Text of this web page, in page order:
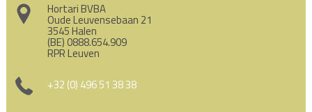
Hortari BVBA
Oude Leuvensebaan 21
3545 Halen
(BE) 0888.654.909
RPR Leuven
+32 (0) 496 51 38 38